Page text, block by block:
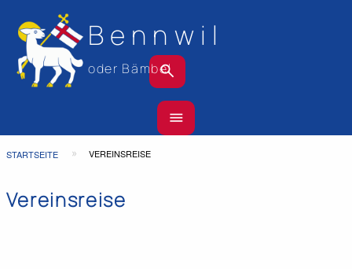
Bennwil
oder Bämbel
search
Hauptnavigation
Top
menu
Pfadnavigation
STARTSEITE VEREINSREISE
Vereinsreise